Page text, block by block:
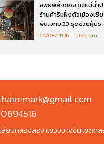
อพยพสิ่งของวุ่น!แม่น้ำ
ร้านค้าริมฝั่งตัวเมืองเชี
พัน.มทบ.33 รุดช่วยผู้ปร
09/08/2026 10:36 pm
ยบคลองสอง แขวงบางชัน เขตค